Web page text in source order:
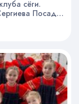
сёги.
Посада
Ларионов